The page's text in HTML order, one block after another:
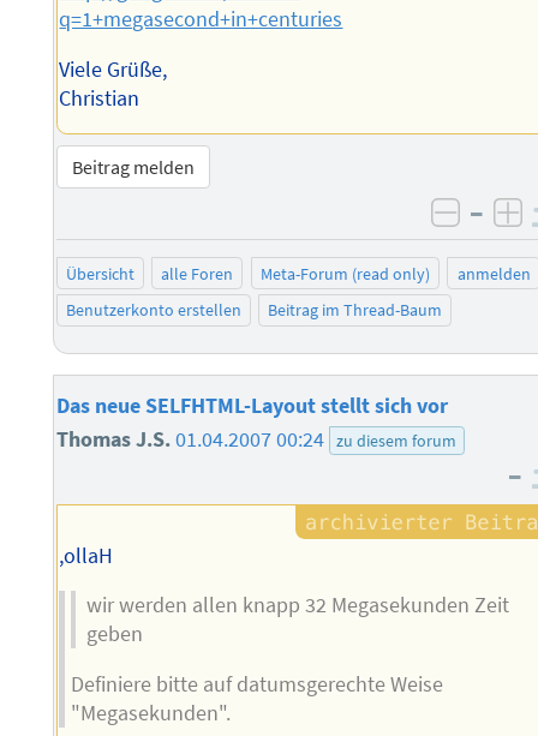
q=1+megasecond+in+centuries
Viele Grüße,
Christian
Beitrag melden
–
Übersicht alle Foren Meta-Forum (read only)
anmelden
Benutzerkonto erstellen
Beitrag im Thread-Baum
Das neue SELFHTML-Layout stellt sich vor
Thomas J.S.01.04.2007 00:24 zu diesem forum
–
,ollaH
wir werden allen knapp 32 Megasekunden Zeit
geben
Definiere bitte auf datumsgerechte Weise
"Megasekunden".